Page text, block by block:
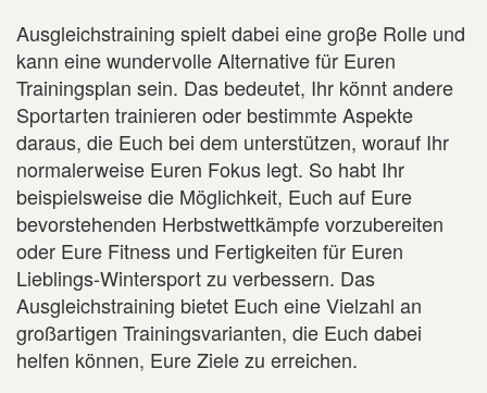
Ausgleichstraining spielt dabei eine groβe Rolle und
kann eine wundervolle Alternative für Euren
Trainingsplan sein. Das bedeutet, Ihr könnt andere
Sportarten trainieren oder bestimmte Aspekte
daraus, die Euch bei dem unterstützen, worauf Ihr
normalerweise Euren Fokus legt. So habt Ihr
beispielsweise die Möglichkeit, Euch auf Eure
bevorstehenden Herbstwettkämpfe vorzubereiten
oder Eure Fitness und Fertigkeiten für Euren
Lieblings-Wintersport zu verbessern. Das
Ausgleichstraining bietet Euch eine Vielzahl an
großartigen Trainingsvarianten, die Euch dabei
helfen können, Eure Ziele zu erreichen.